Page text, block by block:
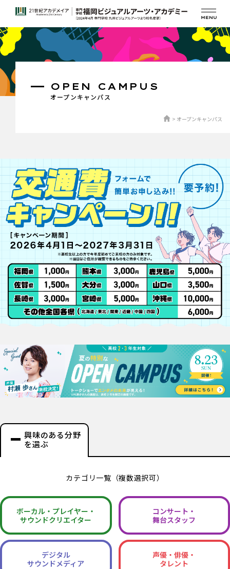
オープンキャンパス
OPEN CAMPUS
オープンキャンパス
興味のある分野
を選ぶ
カテゴリ一覧（複数選択可）
ボーカル・ プレイヤー・
サウンドクリエイター
コンサート・
舞台スタッフ
デジタル
サウンドメディア
声優・俳優・
タレント